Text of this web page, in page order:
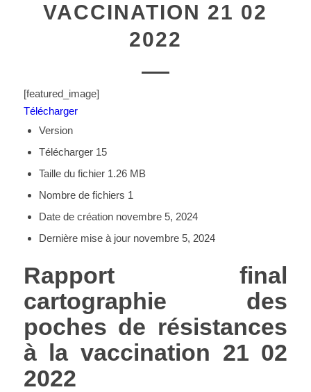
VACCINATION 21 02
2022
[featured_image]
Télécharger
Version
Télécharger 15
Taille du fichier 1.26 MB
Nombre de fichiers 1
Date de création novembre 5, 2024
Dernière mise à jour novembre 5, 2024
Rapport final
cartographie des
poches de résistances
à la vaccination 21 02
2022